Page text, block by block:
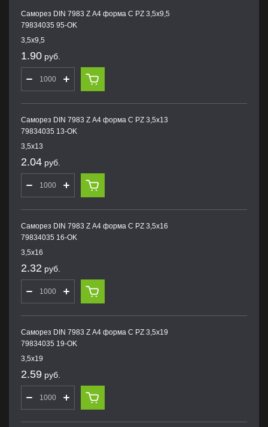
Саморез DIN 7983 Z А4 форма С PZ 3,5х9,5
79834035 95-OK
3,5х9,5
1.90 руб.
Саморез DIN 7983 Z А4 форма С PZ 3,5х13
79834035 13-OK
3,5х13
2.04 руб.
Саморез DIN 7983 Z А4 форма С PZ 3,5х16
79834035 16-OK
3,5х16
2.32 руб.
Саморез DIN 7983 Z А4 форма С PZ 3,5х19
79834035 19-OK
3,5х19
2.59 руб.